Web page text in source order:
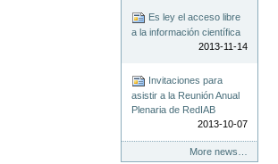
Es ley el acceso libre
a la información científica
2013-11-14
Invitaciones para
asistir a la Reunión Anual
Plenaria de RedIAB
2013-10-07
More news…